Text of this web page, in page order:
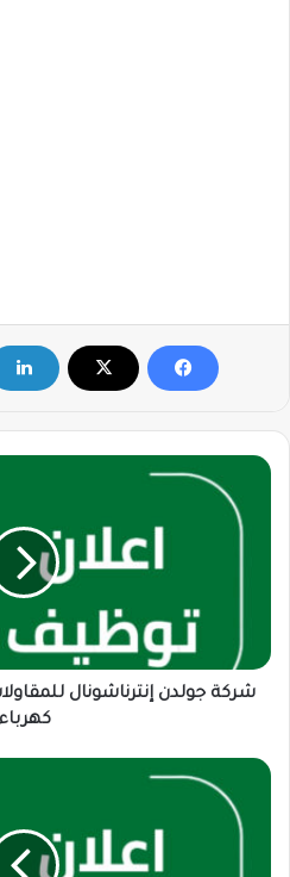
شركة
إنترناشونال
كهرباء
شركة جولدن إنترناشونال
كهرباء
فتح
التوظيف